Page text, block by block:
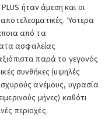
ήταν άμεση και οι
Ύστερα
από τα
ασφαλείας
παρά το γεγονός
συνθήκες (υψηλές
ανέμους, υγρασία
μήνες) καθότι
περιοχές.